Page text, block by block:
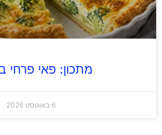
מתכון: פאי פרחי
6 באוגוסט 2026